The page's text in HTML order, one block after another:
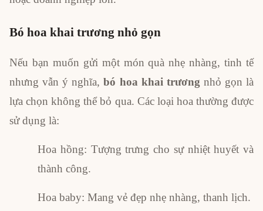
Bó hoa khai trương nhỏ gọn
Nếu bạn muốn gửi một món quà nhẹ nhàng, tinh tế
nhưng vẫn ý nghĩa,bó hoa khai trương nhỏ gọn là
lựa chọn không thể bỏ qua. Các loại hoa thường được
sử dụng là:
Hoa hồng: Tượng trưng cho sự nhiệt huyết và
thành công.
Hoa baby: Mang vẻ đẹp nhẹ nhàng, thanh lịch.